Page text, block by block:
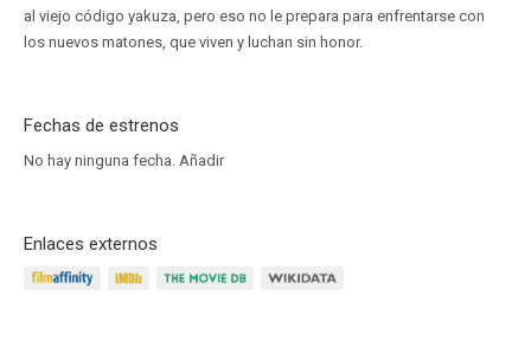
al viejo código yakuza, pero eso no le prepara para enfrentarse con
los nuevos matones, que viven y luchan sin honor.
Fechas de estrenos
No hay ninguna fecha. Añadir
Enlaces externos